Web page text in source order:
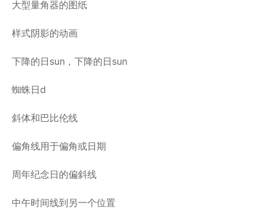
大型量角器的图纸
样式阴影的动画
下降的日sun，下降的日sun
蜘蛛日d
斜体和巴比伦线
偏角线用于偏角或日期
周年纪念日的偏斜线
中午时间线到另一个位置